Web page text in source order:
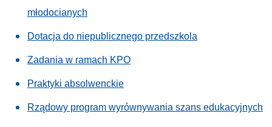
młodocianych
Dotacja do niepublicznego przedszkola
Zadania w ramach KPO
Praktyki absolwenckie
Rządowy program wyrównywania szans edukacyjnych